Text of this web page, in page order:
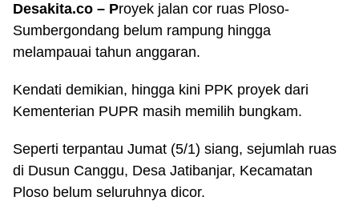
Desakita.co – Proyek jalan cor ruas Ploso-
Sumbergondang belum rampung hingga
melampauai tahun anggaran.
Kendati demikian, hingga kini PPK proyek dari
Kementerian PUPR masih memilih bungkam.
Seperti terpantau Jumat (5/1) siang, sejumlah ruas
di Dusun Canggu, Desa Jatibanjar, Kecamatan
Ploso belum seluruhnya dicor.